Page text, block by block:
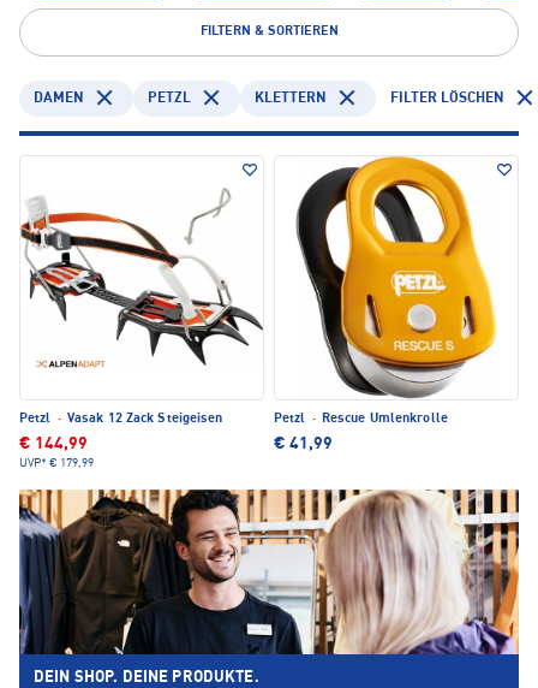
FILTERN & SORTIEREN
DAMEN PETZL KLETTERN FILTER LÖSCHEN
Petzl · Vasak 12 Zack Steigeisen
€ 144,99
UVP* € 179,99
Petzl · Rescue Umlenkrolle
€ 41,99
DEIN SHOP. DEINE PRODUKTE.